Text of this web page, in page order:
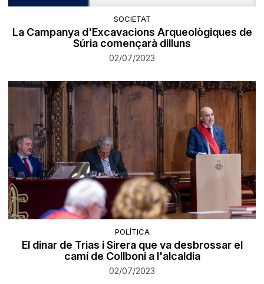
SOCIETAT
La Campanya d'Excavacions Arqueològiques de
Súria començarà dilluns
02/07/2023
POLÍTICA
El dinar de Trias i Sirera que va desbrossar el
camí de Collboni a l'alcaldia
02/07/2023